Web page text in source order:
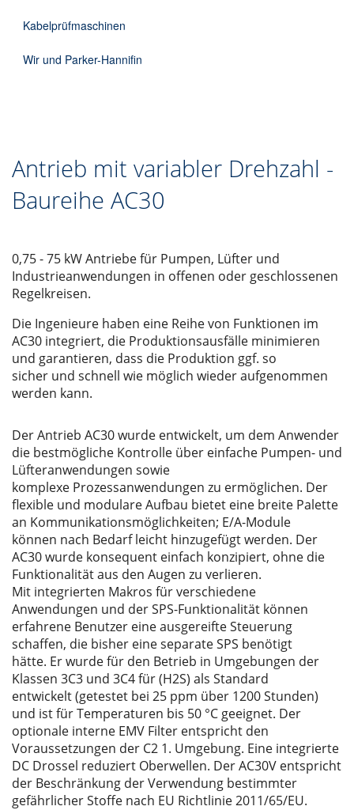
Kabelprüfmaschinen
Wir und Parker-Hannifin
Antrieb mit variabler Drehzahl -
Baureihe AC30
0,75 - 75 kW Antriebe für Pumpen, Lüfter und
Industrieanwendungen in offenen oder geschlossenen
Regelkreisen.
Die Ingenieure haben eine Reihe von Funktionen im
AC30 integriert, die Produktionsausfälle minimieren
und garantieren, dass die Produktion ggf. so
sicher und schnell wie möglich wieder aufgenommen
werden kann.
Der Antrieb AC30 wurde entwickelt, um dem Anwender
die bestmögliche Kontrolle über einfache Pumpen- und
Lüfteranwendungen sowie
komplexe Prozessanwendungen zu ermöglichen. Der
flexible und modulare Aufbau bietet eine breite Palette
an Kommunikationsmöglichkeiten; E/A-Module
können nach Bedarf leicht hinzugefügt werden. Der
AC30 wurde konsequent einfach konzipiert, ohne die
Funktionalität aus den Augen zu verlieren.
Mit integrierten Makros für verschiedene
Anwendungen und der SPS-Funktionalität können
erfahrene Benutzer eine ausgereifte Steuerung
schaffen, die bisher eine separate SPS benötigt
hätte. Er wurde für den Betrieb in Umgebungen der
Klassen 3C3 und 3C4 für (H2S) als Standard
entwickelt (getestet bei 25 ppm über 1200 Stunden)
und ist für Temperaturen bis 50 °C geeignet. Der
optionale interne EMV Filter entspricht den
Voraussetzungen der C2 1. Umgebung. Eine integrierte
DC Drossel reduziert Oberwellen. Der AC30V entspricht
der Beschränkung der Verwendung bestimmter
gefährlicher Stoffe nach EU Richtlinie 2011/65/EU.